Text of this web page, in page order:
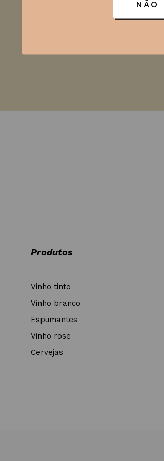
Produtos
Vinho tinto
Vinho branco
Espumantes
Vinho rose
Cervejas
NÃO